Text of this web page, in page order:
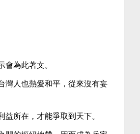
為此著文。
灣人也熱愛和平，從來沒有妄
所在，才能爭取到天下。